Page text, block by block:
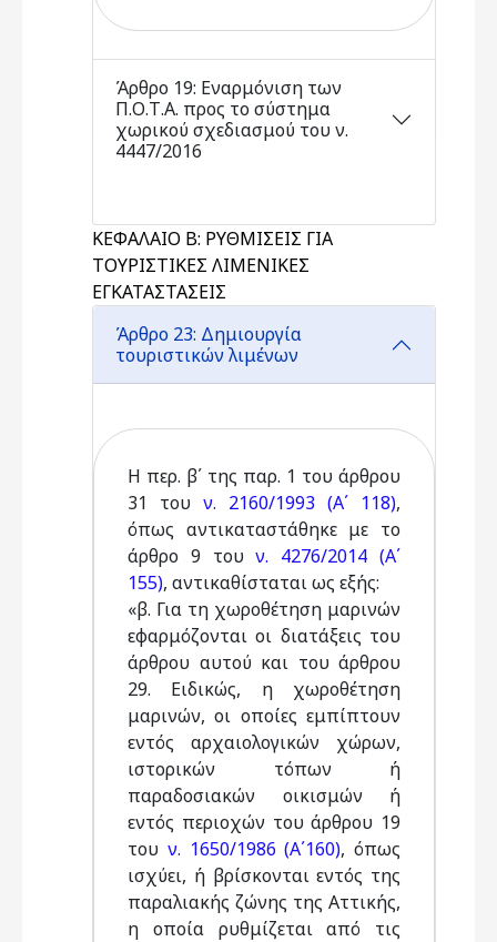
Άρθρο 19: Εναρμόνιση των
Π.Ο.Τ.Α. προς το σύστημα
χωρικού σχεδιασμού του ν.
4447/2016
ΚΕΦΑΛΑΙΟ Β: ΡΥΘΜΙΣΕΙΣ ΓΙΑ
ΤΟΥΡΙΣΤΙΚΕΣ ΛΙΜΕΝΙΚΕΣ
ΕΓΚΑΤΑΣΤΑΣΕΙΣ
Άρθρο 23: Δημιουργία
τουριστικών λιμένων
Η περ. β΄ της παρ. 1 του άρθρου
31 του ν. 2160/1993 (Α΄ 118),
όπως αντικαταστάθηκε με το
άρθρο 9 του ν. 4276/2014 (Α΄
155), αντικαθίσταται ως εξής:
«β. Για τη χωροθέτηση μαρινών
εφαρμόζονται οι διατάξεις του
άρθρου αυτού και του άρθρου
29. Ειδικώς, η χωροθέτηση
μαρινών, οι οποίες εμπίπτουν
εντός αρχαιολογικών χώρων,
ιστορικών τόπων ή
παραδοσιακών οικισμών ή
εντός περιοχών του άρθρου 19
του ν. 1650/1986 (Α΄160), όπως
ισχύει, ή βρίσκονται εντός της
παραλιακής ζώνης της Αττικής,
η οποία ρυθμίζεται από τις